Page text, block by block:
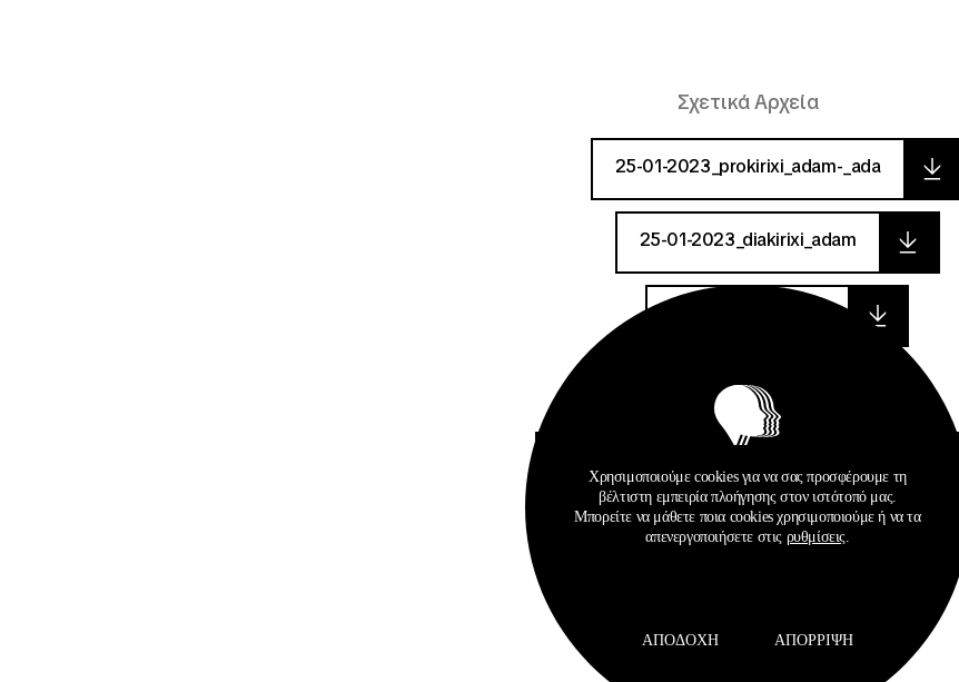
Σχετικά Αρχεία
25-01-2023_prokirixi_adam-_ada
25-01-2023_diakirixi_adam
espd-request-v2_57
625
Χρησιμοποιούμε cookies για να σας προσφέρουμε τη
βέλτιστη εμπειρία πλοήγησης στον ιστότοπό μας.
Μπορείτε να μάθετε ποια cookies χρησιμοποιούμε ή να τα
απενεργοποιήσετε στις ρυθμίσεις.
ΑΠΟΔΟΧΉ ΑΠΌΡΡΙΨΗ